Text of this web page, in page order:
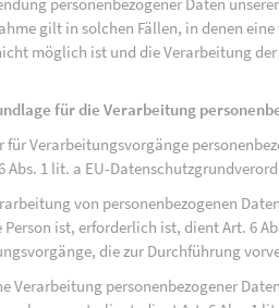
gilt in solchen Fällen, in denen
möglich ist und die Verarbeitung
für die Verarbeitung
für Verarbeitungsvorgänge
Abs. 1 lit. a EU-
von personenbezogenen
ist, erforderlich ist, dient Art. 6
die zur Durchführung
Verarbeitung personenbezogener